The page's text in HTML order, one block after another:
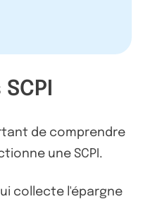
de comprendre
une SCPI.
collecte l'épargne